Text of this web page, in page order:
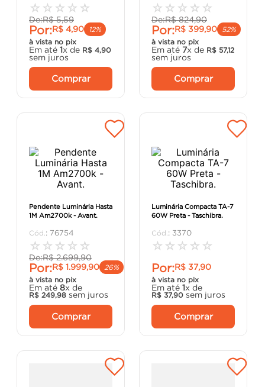
☆ ☆ ☆ ☆ ☆
De:R$ 5,59
Por:R$ 4,90
12%
à vista no pix
Em até 1x de R$ 4,90
sem juros
Comprar
☆ ☆ ☆ ☆ ☆
De:R$ 824,90
Por:R$ 399,90
52%
à vista no pix
Em até 7x de R$ 57,12
sem juros
Comprar
Pendente Luminária Hasta
1M Am2700k - Avant.
: 76754
☆ ☆ ☆ ☆ ☆
De:R$ 2.699,90
Por:R$ 1.999,90
26%
à vista no pix
Em até 8x de
R$ 249,98 sem juros
Comprar
Luminária Compacta TA-7
60W Preta - Taschibra.
: 3370
☆ ☆ ☆ ☆ ☆
Por:R$ 37,90
à vista no pix
Em até 1x de
R$ 37,90 sem juros
Comprar
vaso sanitário
º cadeira